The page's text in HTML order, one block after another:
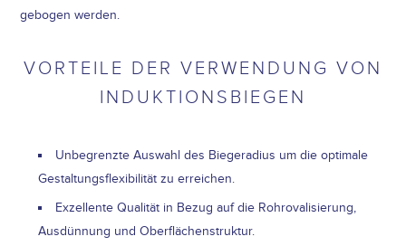
gebogen werden.
VORTEILE DER VERWENDUNG VON
INDUKTIONSBIEGEN
Unbegrenzte Auswahl des Biegeradius um die optimale
Gestaltungsflexibilität zu erreichen.
Exzellente Qualität in Bezug auf die Rohrovalisierung,
Ausdünnung und Oberflächenstruktur.